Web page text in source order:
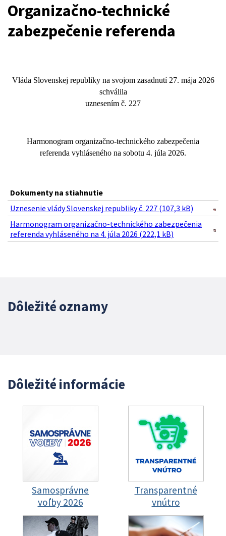
Organizačno-technické
zabezpečenie referenda
Vláda Slovenskej republiky na svojom zasadnutí 27. mája 2026
schválila
uznesením č. 227
Harmonogram organizačno-technického zabezpečenia
referenda vyhláseného na sobotu 4. júla 2026.
Dokumenty na stiahnutie
Uznesenie vlády Slovenskej republiky č. 227 (107,3 kB)
Harmonogram organizačno-technického zabezpečenia
referenda vyhláseného na 4. júla 2026 (222,1 kB)
Dôležité oznamy
Dôležité informácie
Samosprávne
voľby 2026
Transparentné
vnútro